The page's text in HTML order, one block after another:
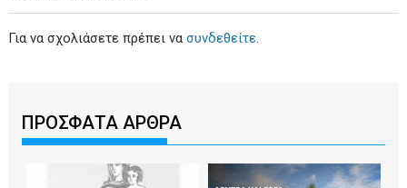
Για να σχολιάσετε πρέπει νασυνδεθείτε.
ΠΡΟΣΦΑΤΑ ΑΡΘΡΑ